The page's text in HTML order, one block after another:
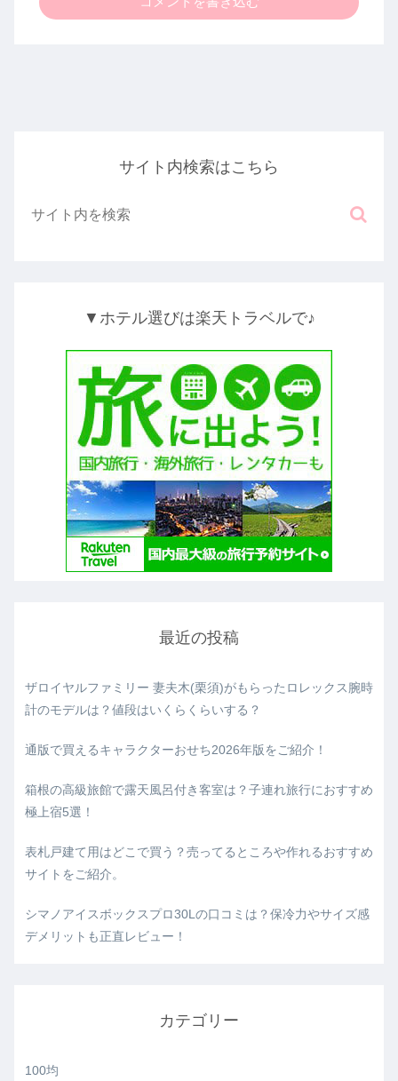
サイト内検索はこちら
▼ホテル選びは楽天トラベルで♪
最近の投稿
ザロイヤルファミリー 妻夫木(栗須)がもらったロレックス腕時
計のモデルは？値段はいくらくらいする？
通版で買えるキャラクターおせち2026年版をご紹介！
箱根の高級旅館で露天風呂付き客室は？子連れ旅行におすすめ
極上宿5選！
表札戸建て用はどこで買う？売ってるところや作れるおすすめ
サイトをご紹介。
シマノアイスボックスプロ30Lの口コミは？保冷力やサイズ感
デメリットも正直レビュー！
カテゴリー
100均